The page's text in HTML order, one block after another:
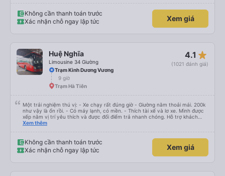
Không cần thanh toán trước
Xác nhận chỗ ngay lập tức
Xem giá
Huệ Nghĩa
Limousine 34 Giường
4.1 star_rate
(1021 đánh giá)
Trạm Kinh Dương Vương
9 giờ
Trạm Hà Tiên
Một trải nghiệm thú vị: - Xe chạy rất đúng giờ - Giường nằm thoải mái. 200k
như vậy là ổn rồi. - Có máy lạnh, có mền. - Thích tài xế và lơ xe. Mình được
xếp nằm vị trí yêu thích và được đổi điểm trả nhanh chóng. Hỗ trợ khách
nhiệt tình, vui vẻ. - Bác tài đi xe mở nhạc làm mình hoài niệm về Sài Gòn
chờ nhà xe rộng rãi, thoáng mát, sạch sẽ, có nước uống, có ổ cắm sạc, có
nhà vệ sinh. - Thích phong cách làm việc của nhà xe: nhanh-gọn-lẹ, xúc
tích, đầy đủ, bài bản. Hợp gu kiểu du lịch bụi như mình.
Xem thêm
Không cần thanh toán trước
Xác nhận chỗ ngay lập tức
Xem giá